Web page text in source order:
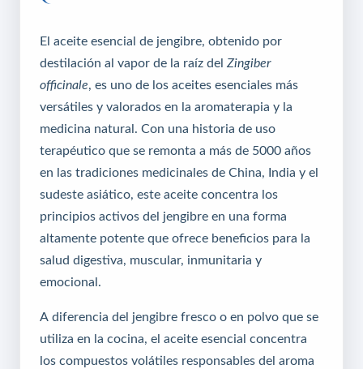
El aceite esencial de jengibre, obtenido por
destilación al vapor de la raíz del Zingiber
officinale , es uno de los aceites esenciales más
versátiles y valorados en la aromaterapia y la
medicina natural. Con una historia de uso
terapéutico que se remonta a más de 5000 años
en las tradiciones medicinales de China, India y el
sudeste asiático, este aceite concentra los
principios activos del jengibre en una forma
altamente potente que ofrece beneficios para la
salud digestiva, muscular, inmunitaria y
emocional.
A diferencia del jengibre fresco o en polvo que se
utiliza en la cocina, el aceite esencial concentra
los compuestos volátiles responsables del aroma